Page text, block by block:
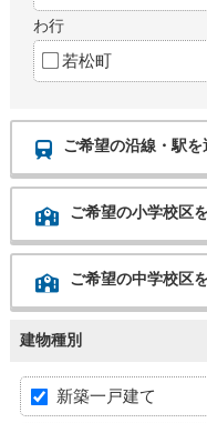
わ行
若松町
ご希望の沿線・駅
ご希望の小学校区
ご希望の中学校区
建物種別
新築一戸建て